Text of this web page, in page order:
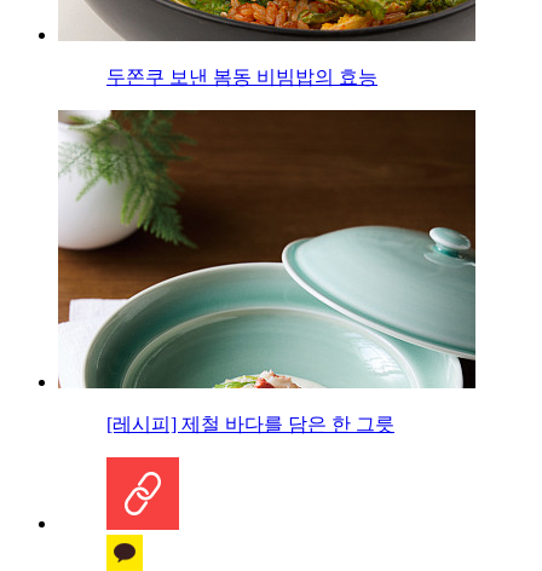
두쫀쿠 보낸 봄동 비빔밥의 효능
[레시피] 제철 바다를 담은 한 그릇